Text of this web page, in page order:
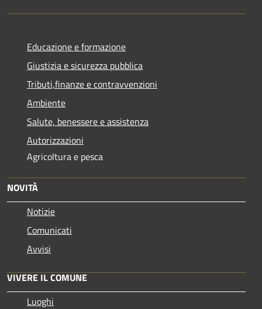
Educazione e formazione
Giustizia e sicurezza pubblica
Tributi,finanze e contravvenzioni
Ambiente
Salute, benessere e assistenza
Autorizzazioni
Agricoltura e pesca
NOVITÀ
Notizie
Comunicati
Avvisi
VIVERE IL COMUNE
Luoghi